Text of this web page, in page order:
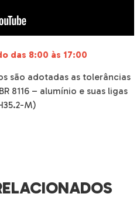
das 8:00 às 17:00
são adotadas as tolerâncias
8116 – alumínio e suas ligas
M)